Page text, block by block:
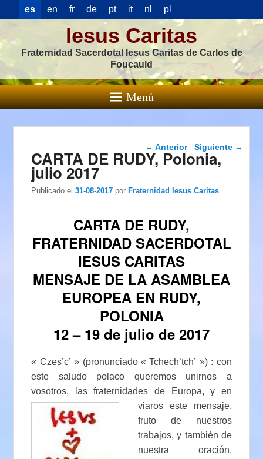
es en fr de pt it nl pl
Iesus Caritas
Fraternidad Sacerdotal Iesus Caritas de Carlos de
Foucauld
Menú
Navegación de
entradas
← Anterior Siguiente →
CARTA DE RUDY, Polonia,
julio 2017
Publicado el 31-08-2017 porFraternidad Iesus Caritas
CARTA DE RUDY,
FRATERNIDAD SACERDOTAL
IESUS CARITAS
MENSAJE DE LA ASAMBLEA
EUROPEA EN RUDY,
POLONIA
12 – 19 de julio de 2017
« Czes’c’ » (pronunciado « Tchech’tch’ ») : con
este saludo polaco queremos unirnos a
vosotros, las fraternidades de Europa, y en
viaros este mensaje,
fruto de nuestros
trabajos, y también de
nuestra oración.